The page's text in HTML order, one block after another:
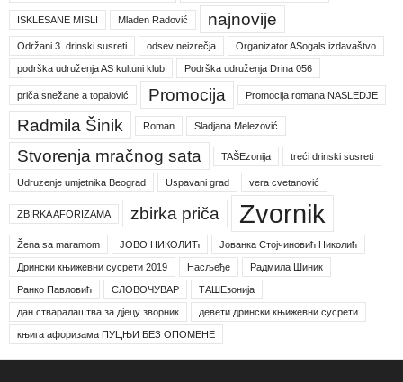
ISKLESANE MISLI Mladen Radović najnovije
Održani 3. drinski susreti odsev neizrečja Organizator ASogals izdavaštvo
podrška udruženja AS kultuni klub Podrška udruženja Drina 056
priča snežane a topalović Promocija Promocija romana NASLEDJE
Radmila Šinik Roman Sladjana Melezović
Stvorenja mračnog sata TAŠEzonija treći drinski susreti
Udruzenje umjetnika Beograd Uspavani grad vera cvetanović
ZBIRKA AFORIZAMA zbirka priča Zvornik
Žena sa maramom ЈОВО НИКОЛИЋ Јованка Стојчиновић Николић
Дрински књижевни сусрети 2019 Насљеђе Радмила Шиник
Ранко Павловић СЛОВОЧУВАР ТАШЕзонија
дан стваралаштва за дјецу зворник девети дрински књижевни сусрети
књига афоризама ПУЦЊИ БЕЗ ОПОМЕНЕ